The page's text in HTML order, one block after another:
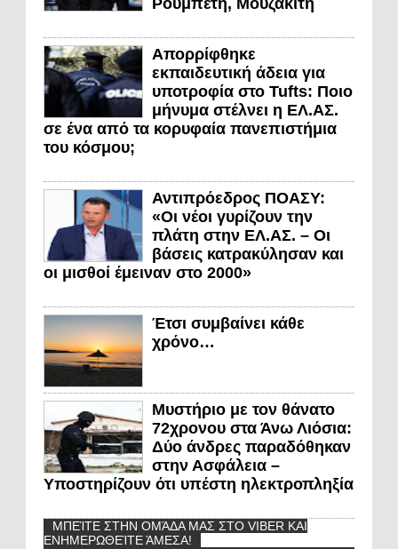
Ρουμπέτη, Μουζακίτη
Απορρίφθηκε
εκπαιδευτική άδεια για
υποτροφία στο Tufts: Ποιο
μήνυμα στέλνει η ΕΛ.ΑΣ.
σε ένα από τα κορυφαία πανεπιστήμια
του κόσμου;
Αντιπρόεδρος ΠΟΑΣΥ:
«Οι νέοι γυρίζουν την
πλάτη στην ΕΛ.ΑΣ. – Οι
βάσεις κατρακύλησαν και
οι μισθοί έμειναν στο 2000»
Έτσι συμβαίνει κάθε
χρόνο…
Μυστήριο με τον θάνατο
72χρονου στα Άνω Λιόσια:
Δύο άνδρες παραδόθηκαν
στην Ασφάλεια –
Υποστηρίζουν ότι υπέστη ηλεκτροπληξία
ΜΠΕΊΤΕ ΣΤΗΝ ΟΜΆΔΑ ΜΑΣ ΣΤΟ VIBER ΚΑΙ
ΕΝΗΜΕΡΩΘΕΊΤΕ ΆΜΕΣΑ!